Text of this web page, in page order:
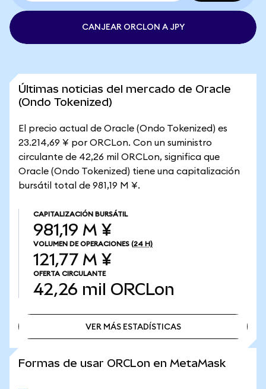
CANJEAR ORCLON A JPY
Últimas noticias del mercado de Oracle
(Ondo Tokenized)
El precio actual de Oracle (Ondo Tokenized) es
23.214,69 ¥ por ORCLon. Con un suministro
circulante de 42,26 mil ORCLon, significa que
Oracle (Ondo Tokenized) tiene una capitalización
bursátil total de 981,19 M ¥.
CAPITALIZACIÓN BURSÁTIL
981,19 M ¥
VOLUMEN DE OPERACIONES (24 H)
121,77 M ¥
OFERTA CIRCULANTE
42,26 mil ORCLon
VER MÁS ESTADÍSTICAS
Formas de usar ORCLon en MetaMask